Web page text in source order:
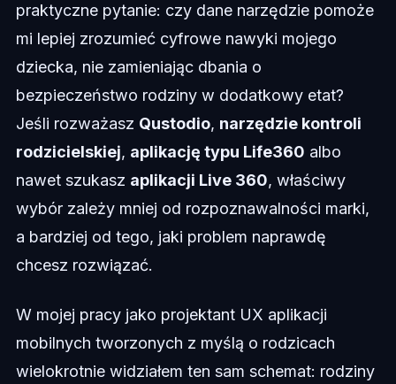
praktyczne pytanie: czy dane narzędzie pomoże
mi lepiej zrozumieć cyfrowe nawyki mojego
dziecka, nie zamieniając dbania o
bezpieczeństwo rodziny w dodatkowy etat?
Jeśli rozważasz Qustodio, narzędzie kontroli
rodzicielskiej, aplikację typu Life360 albo
nawet szukasz aplikacji Live 360, właściwy
wybór zależy mniej od rozpoznawalności marki,
a bardziej od tego, jaki problem naprawdę
chcesz rozwiązać.
W mojej pracy jako projektant UX aplikacji
mobilnych tworzonych z myślą o rodzicach
wielokrotnie widziałem ten sam schemat: rodziny